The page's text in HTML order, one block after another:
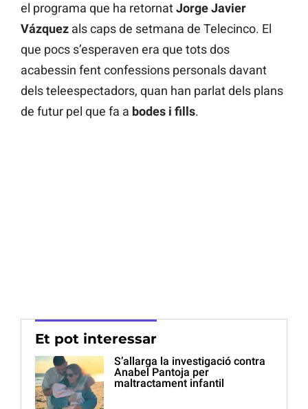
el programa que ha retornatJorge Javier
Vázquez als caps de setmana de Telecinco. El
que pocs s’esperaven era que tots dos
acabessin fent confessions personals davant
dels teleespectadors, quan han parlat dels plans
de futur pel que fa a bodes i fills.
Et pot interessar
S’allarga la investigació contra
Anabel Pantoja per
maltractament infantil